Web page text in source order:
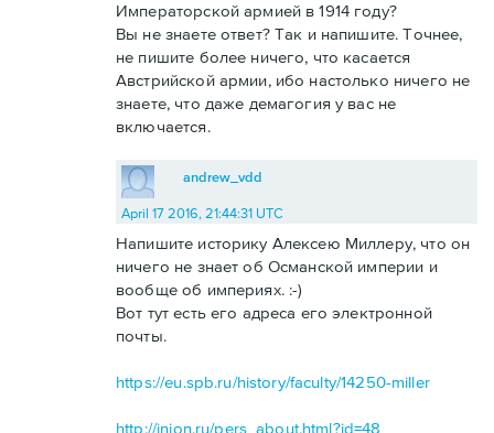
Императорской армией в 1914 году?
Вы не знаете ответ? Так и напишите. Точнее,
не пишите более ничего, что касается
Австрийской армии, ибо настолько ничего не
знаете, что даже демагогия у вас не
включается.
andrew_vdd
April 17 2016, 21:44:31 UTC
Напишите историку Алексею Миллеру, что он
ничего не знает об Османской империи и
вообще об империях. :-)
Вот тут есть его адреса его электронной
почты.
https://eu.spb.ru/history/faculty/14250-miller
http://inion.ru/pers_about.html?id=48